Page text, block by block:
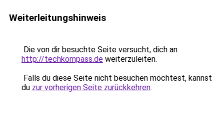
Weiterleitungshinweis
Die von dir besuchte Seite versucht, dich an
http://techkompass.de weiterzuleiten.
Falls du diese Seite nicht besuchen möchtest, kannst
du zur vorherigen Seite zurückkehren.